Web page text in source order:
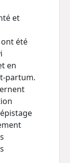
et
été
en
partum.